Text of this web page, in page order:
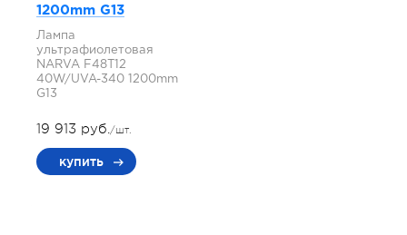
1200mm G13
Лампа
ультрафиолетовая
NARVA F48T12
40W/UVA-340 1200mm
G13
19 913 руб./шт.
купить